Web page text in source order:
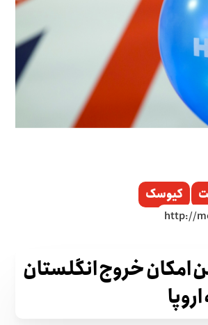
کیوسک
امکان خروج انگلستان